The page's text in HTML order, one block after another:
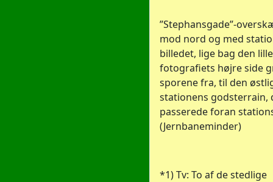
”Stephansgade”-
mod nord og med
billedet, lige bag den
fotografiets højre side
sporene fra, til den
stationens godsterrain,
passerede foran
(Jernbaneminder)
*1) Tv: To af de stedlige